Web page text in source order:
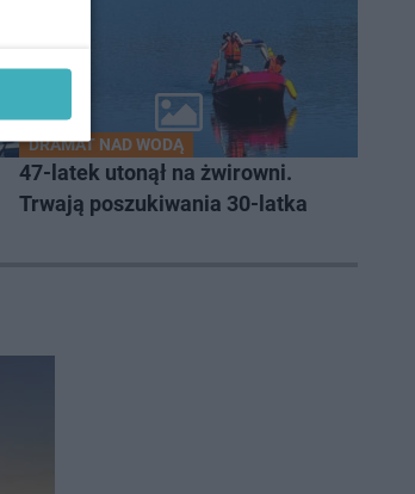
DRAMAT NAD WODĄ
47-latek utonął na żwirowni.
Trwają poszukiwania 30-latka